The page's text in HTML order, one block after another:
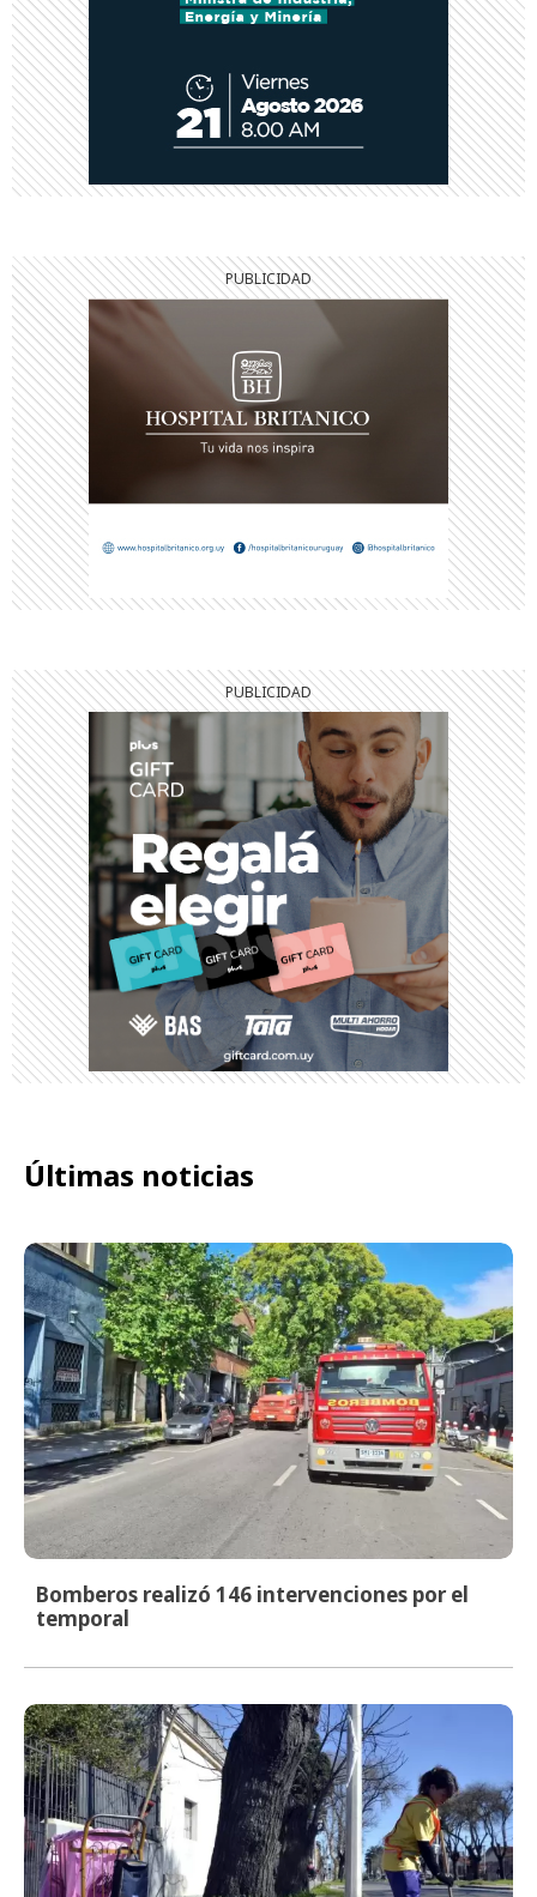
Últimas noticias
Bomberos realizó 146 intervenciones por el
temporal